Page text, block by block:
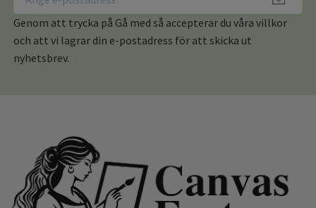
Genom att trycka på Gå med så accepterar du våra villkor
och att vi lagrar din e-postadress för att skicka ut
nyhetsbrev.